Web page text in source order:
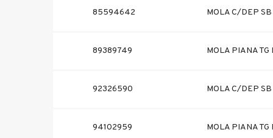
85594642 MOLA C/DEP SB
89389749 MOLA PIANA TG
92326590 MOLA C/DEP
94102959 MOLA PIANA TG